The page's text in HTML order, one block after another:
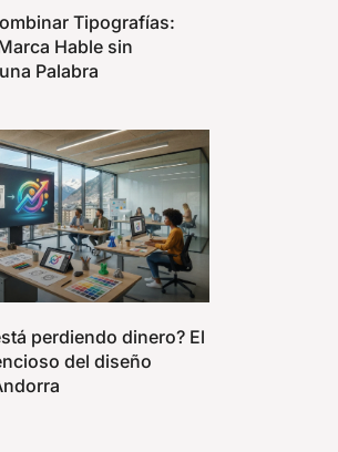
Tipografías:
Hable sin
Palabra
perdiendo dinero? El
del diseño